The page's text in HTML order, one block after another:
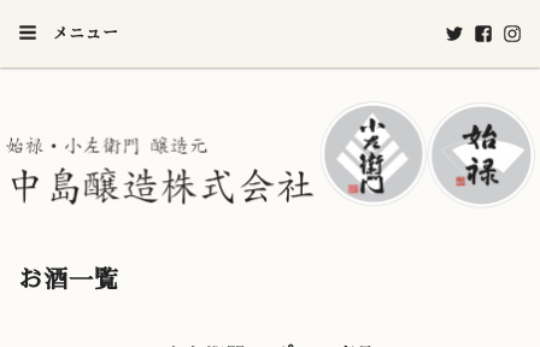
メニュー
お酒一覧